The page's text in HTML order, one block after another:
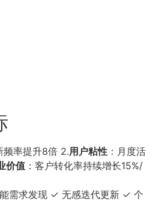
频率提升8倍 2.用户粘性 ：月度活
价值 ：客户转化率持续增长15%/
需求发现 ✓ 无感迭代更新 ✓ 个